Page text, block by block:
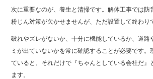
次に重要なのが、養生と清掃です。解体工事では防
粉じん対策が欠かせませんが、ただ設置して終わり
破れやズレがないか、十分に機能しているか、道路
ミが出ていないかを常に確認することが必要です。
ていると、それだけで『ちゃんとしている会社だ』
ます。